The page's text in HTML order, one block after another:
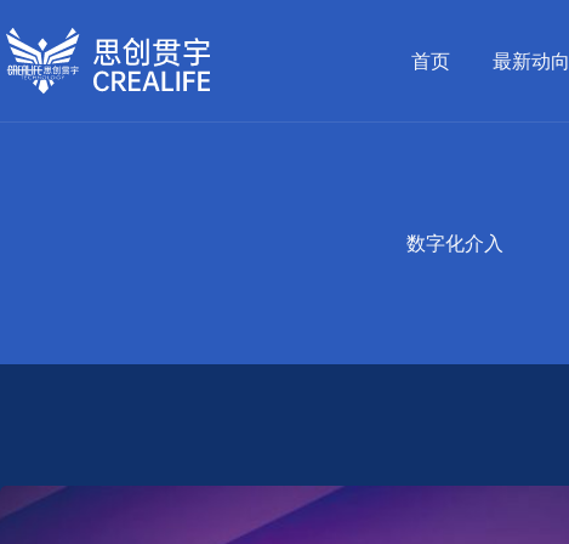
至
内
首页 最新动向
数字化介入